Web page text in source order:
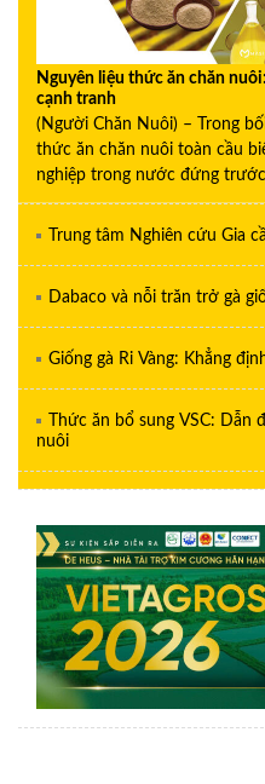
Nguyên liệu thức ăn chăn
cạnh tranh
(Người Chăn Nuôi) – Trong
thức ăn chăn nuôi toàn cầu
nghiệp trong nước đứng
Trung tâm Nghiên cứu Gia
Dabaco và nỗi trăn trở gà
Giống gà Ri Vàng: Khẳng
Thức ăn bổ sung VSC: Dẫn
nuôi